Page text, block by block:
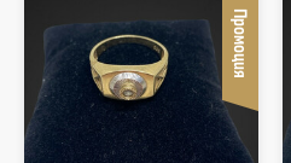
Промоция